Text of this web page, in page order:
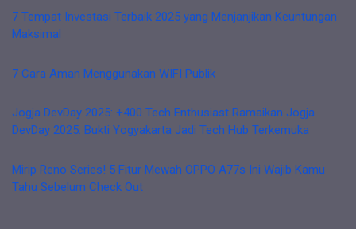
7 Tempat Investasi Terbaik 2025 yang Menjanjikan Keuntungan
Maksimal
7 Cara Aman Menggunakan WIFI Publik
Jogja DevDay 2025: +400 Tech Enthusiast Ramaikan Jogja
DevDay 2025: Bukti Yogyakarta Jadi Tech Hub Terkemuka
Mirip Reno Series! 5 Fitur Mewah OPPO A77s Ini Wajib Kamu
Tahu Sebelum Check Out